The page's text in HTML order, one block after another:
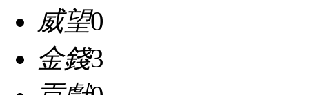
威望0
金錢3